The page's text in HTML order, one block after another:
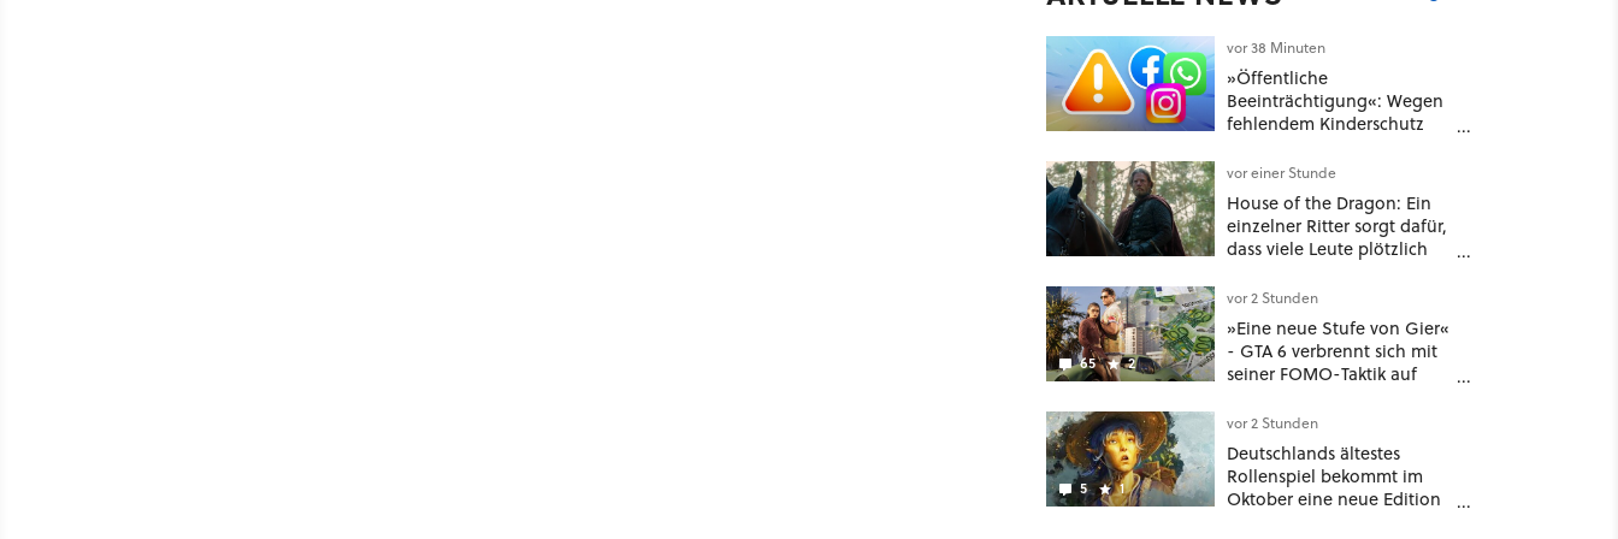
vor 38 Minuten
»Öffentliche
Beeinträchtigung«: Wegen
fehlendem Kinderschutz
567 Millionen US-Dollar
zahlen
vor einer Stunde
House of the Dragon: Ein
einzelner Ritter sorgt dafür,
dass viele Leute plötzlich
umstrittensten Häuser von
Game of Thrones denken
65 2
vor 2 Stunden
»Eine neue Stufe von Gier«
- GTA 6 verbrennt sich mit
seiner FOMO-Taktik auf
5 1
vor 2 Stunden
Deutschlands ältestes
Rollenspiel bekommt im
Oktober eine neue Edition